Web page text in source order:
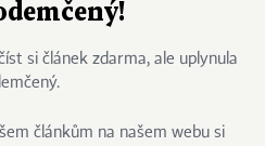
si článek zdarma, ale uplynula
článkům na našem webu si